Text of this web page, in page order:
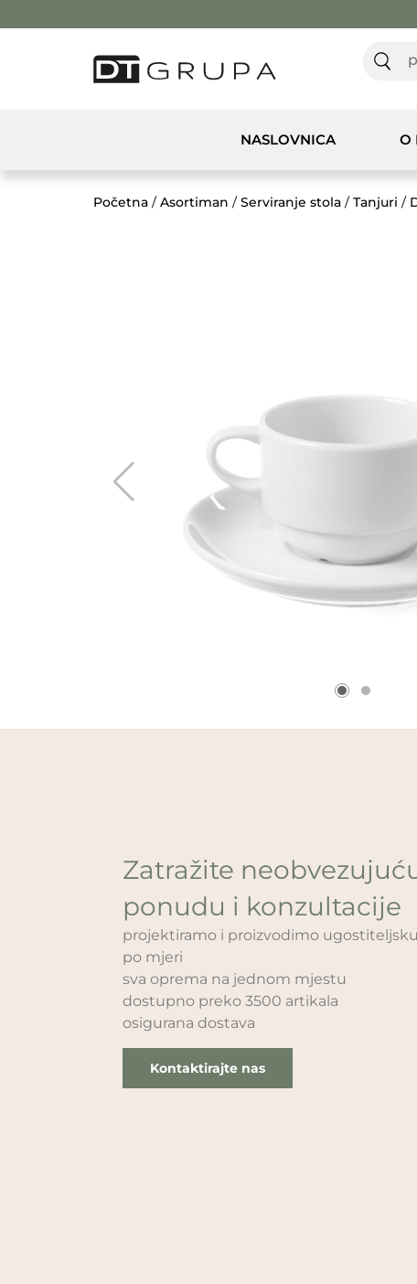
NASLOVNICA O
Početna /Asortiman /Serviranje stola /Tanjuri /
Zatražite
ponudu i konzultacije
projektiramo i proizvodimo
po mjeri
sva oprema na jednom mjestu
dostupno preko 3500 artikala
osigurana dostava
Kontaktirajte nas